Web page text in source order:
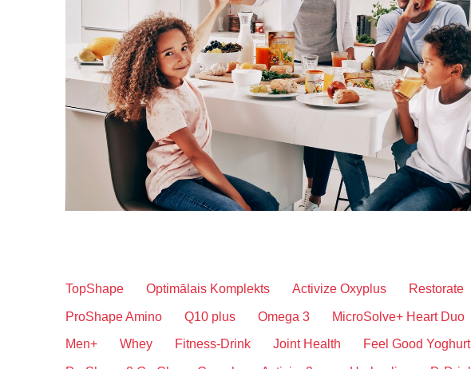
TopShape Optimālais Komplekts Activize Oxyplus Restorate
ProShape Amino Q10 plus Omega 3 MicroSolve+ Heart Duo
Men+ Whey Fitness-Drink Joint Health Feel Good Yoghurt